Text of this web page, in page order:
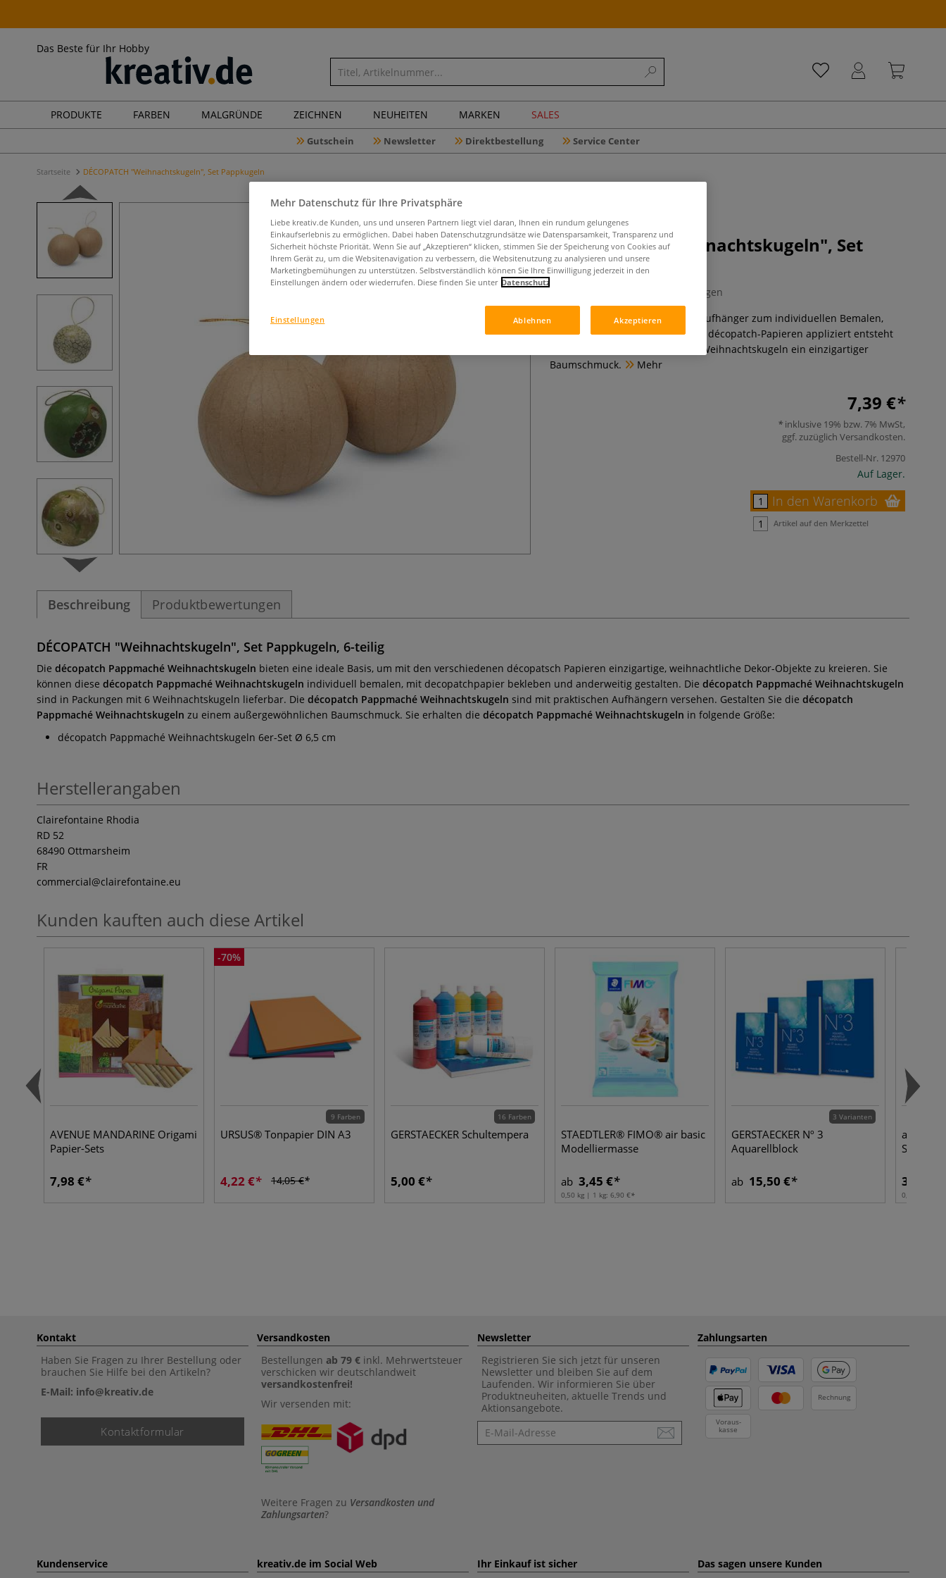
Das Beste für Ihr Hobby
PRODUKTE FARBEN MALGRÜNDE ZEICHNEN NEUHEITEN MARKEN SALES
Gutschein Newsletter Direktbestellung Service Center
Startseite DÉCOPATCH "Weihnachtskugeln", Set Pappkugeln
DÉCOPATCH "Weihnachtskugeln", Set
Pappkugeln
0 Bewertungen
PappArt Weihnachtskugeln mit Aufhänger zum individuellen Bemalen,
Bekleben und Gestalten. Mit den décopatch-Papieren appliziert entsteht
aus den décopatch Pappmaché Weihnachtskugeln ein einzigartiger
Baumschmuck.
Mehr
7,39 €
inklusive 19% bzw. 7% MwSt,
ggf. zuzüglich Versandkosten.
Bestell-Nr. 12970
Auf Lager.
In den Warenkorb
Artikel auf den Merkzettel
Beschreibung Produktbewertungen
DÉCOPATCH "Weihnachtskugeln", Set Pappkugeln, 6-teilig
Die décopatch Pappmaché Weihnachtskugeln bieten eine ideale Basis, um mit den verschiedenen décopatsch Papieren einzigartige, weihnachtliche Dekor-Objekte zu kreieren. Sie
können diese décopatch Pappmaché Weihnachtskugeln individuell bemalen, mit decopatchpapier bekleben und anderweitig gestalten. Die décopatch Pappmaché Weihnachtskugeln
sind in Packungen mit 6 Weihnachtskugeln lieferbar. Die décopatch Pappmaché Weihnachtskugeln sind mit praktischen Aufhängern versehen. Gestalten Sie die décopatch
Pappmaché Weihnachtskugeln zu einem außergewöhnlichen Baumschmuck. Sie erhalten die décopatch Pappmaché Weihnachtskugeln in folgende Größe:
décopatch Pappmaché Weihnachtskugeln 6er-Set Ø 6,5 cm
Herstellerangaben
Clairefontaine Rhodia
RD 52
68490 Ottmarsheim
FR
commercial@clairefontaine.eu
Kunden kauften auch diese Artikel
AVENUE MANDARINE Origami
Papier-Sets
7,98 €
-70%
9 Farben
URSUS® Tonpapier DIN A3
4,22 € 14,05 €
16 Farben
GERSTAECKER Schultempera
5,00 €
STAEDTLER® FIMO® air basic
Modelliermasse
ab 3,45 €
0,50 kg | 1 kg: 6,90 €
3 Varianten
GERSTAECKER Nº 3
Aquarellblock
ab 15,50 €
artist
3,90 €
0,25 l | 1 l:
Kontakt
Haben Sie Fragen zu Ihrer Bestellung oder
brauchen Sie Hilfe bei den Artikeln?
E-Mail: info@kreativ.de
Kontaktformular
Versandkosten
Bestellungen ab 79 € inkl. Mehrwertsteuer
verschicken wir deutschlandweit
versandkostenfrei!
Wir versenden mit:
Weitere Fragen zu Versandkosten und
Zahlungsarten?
Newsletter
Registrieren Sie sich jetzt für unseren
Newsletter und bleiben Sie auf dem
Laufenden. Wir informieren Sie über
Produktneuheiten, aktuelle Trends und
Aktionsangebote.
Newsletter
Zahlungsarten
Rechnung
Voraus-
kasse
Kundenservice kreativ.de im Social Web Ihr Einkauf ist sicher Das sagen unsere Kunden
Mehr Datenschutz für Ihre Privatsphäre
Liebe kreativ.de Kunden, uns und unseren Partnern liegt viel daran, Ihnen ein rundum gelungenes
Einkaufserlebnis zu ermöglichen. Dabei haben Datenschutzgrundsätze wie Datensparsamkeit, Transparenz und
Sicherheit höchste Priorität. Wenn Sie auf „Akzeptieren“ klicken, stimmen Sie der Speicherung von Cookies auf
Ihrem Gerät zu, um die Websitenavigation zu verbessern, die Websitenutzung zu analysieren und unsere
Marketingbemühungen zu unterstützen. Selbstverständlich können Sie Ihre Einwilligung jederzeit in den
Einstellungen ändern oder wiederrufen. Diese finden Sie unter Datenschutz
Ablehnen Akzeptieren
Einstellungen